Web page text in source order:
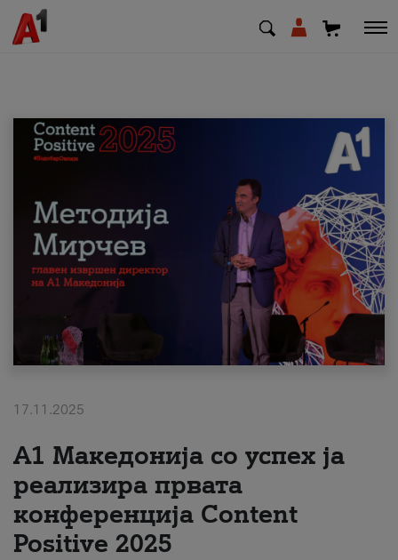
МК EN
Приватни Деловни
Поддршка
Надополни кредит
#ПодобарОнлајн
17.11.2025
А1 Македонија со успех ја
реализира првата
конференција Content
Positive 2025